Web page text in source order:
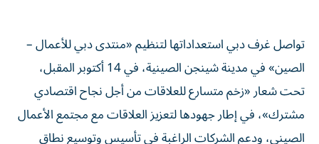
تواصل غرف دبي استعداداتها لتنظيم «منتدى دبي للأعمال –
الصين» في مدينة شينجن الصينية، في 14 أكتوبر المقبل،
تحت شعار «زخم متسارع للعلاقات من أجل نجاح اقتصادي
مشترك»، في إطار جهودها لتعزيز العلاقات مع مجتمع الأعمال
الصيني، ودعم الشركات الراغبة في تأسيس وتوسيع نطاق